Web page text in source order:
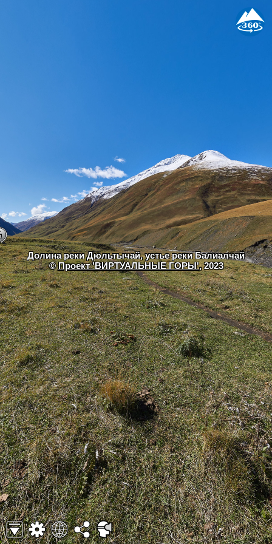
Долина реки Дюльтычай, устье реки Балиалчай
©Проект 'ВИРТУАЛЬНЫЕ ГОРЫ', 2023